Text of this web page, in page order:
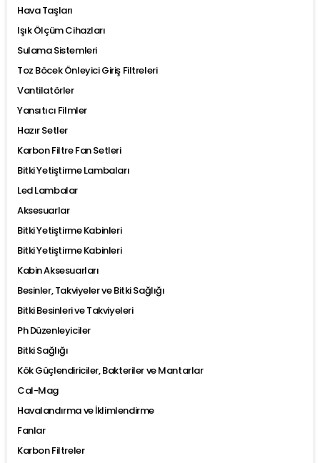
Hava Taşları
Işık Ölçüm Cihazları
Sulama Sistemleri
Toz Böcek Önleyici Giriş Filtreleri
Vantilatörler
Yansıtıcı Filmler
Hazır Setler
Karbon Filtre Fan Setleri
Bitki Yetiştirme Lambaları
Led Lambalar
Aksesuarlar
Bitki Yetiştirme Kabinleri
Bitki Yetiştirme Kabinleri
Kabin Aksesuarları
Besinler, Takviyeler ve Bitki Sağlığı
Bitki Besinleri ve Takviyeleri
Ph Düzenleyiciler
Bitki Sağlığı
Kök Güçlendiriciler, Bakteriler ve Mantarlar
Cal-Mag
Havalandırma ve İklimlendirme
Fanlar
Karbon Filtreler